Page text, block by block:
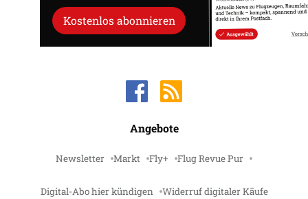
Kostenlos abonnieren
Angebote
Newsletter Markt Fly+ Flug Revue Pur
Digital-Abo hier kündigen Widerruf digitaler Käufe